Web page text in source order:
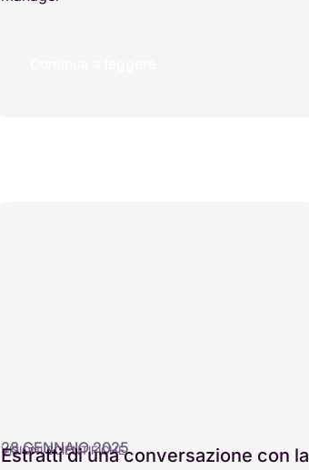
28 GENNAIO 2025
VISIONI SCIENTIFICHE
Estratti di una conversazione con la